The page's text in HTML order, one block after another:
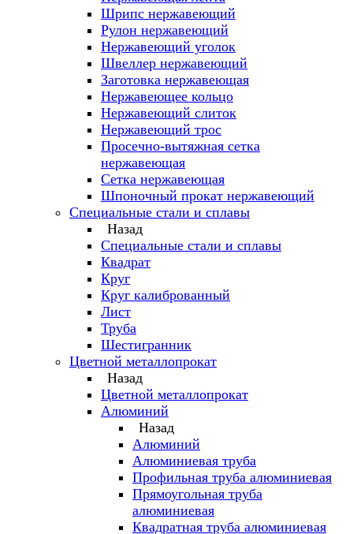
Шрипс нержавеющий
Рулон нержавеющий
Нержавеющий уголок
Швеллер нержавеющий
Заготовка нержавеющая
Нержавеющее кольцо
Нержавеющий слиток
Нержавеющий трос
Просечно-вытяжная сетка
нержавеющая
Сетка нержавеющая
Шпоночный прокат нержавеющий
Специальные стали и сплавы
Назад
Специальные стали и сплавы
Квадрат
Круг
Круг калиброванный
Лист
Труба
Шестигранник
Цветной металлопрокат
Назад
Цветной металлопрокат
Алюминий
Назад
Алюминий
Алюминиевая труба
Профильная труба алюминиевая
Прямоугольная труба
алюминиевая
Квадратная труба алюминиевая